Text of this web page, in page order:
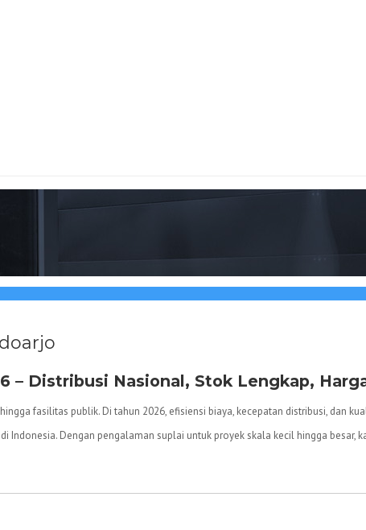
– Distribusi Nasional, Stok Lengkap,
fasilitas publik. Di tahun 2026, efisiensi biaya, kecepatan distribusi, dan
Indonesia. Dengan pengalaman suplai untuk proyek skala kecil hingga besar,